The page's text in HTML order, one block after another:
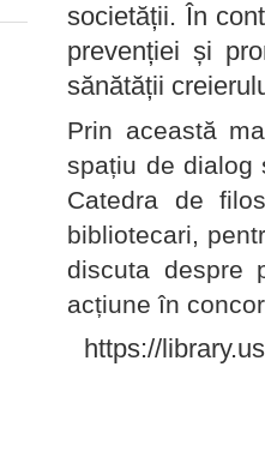
societății. În
prevenției și
sănătății
Prin această
spațiu de dialog
Catedra de
bibliotecari,
discuta despre
acțiune în
https://